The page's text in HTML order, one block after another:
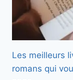
Les meilleurs
romans qui